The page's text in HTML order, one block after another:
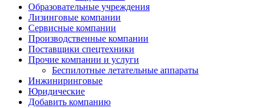
Образовательные учреждения
Лизинговые компании
Сервисные компании
Производственные компании
Поставщики спецтехники
Прочие компании и услуги
Беспилотные летательные аппараты
Инжиниринговые
Юридические
Добавить компанию